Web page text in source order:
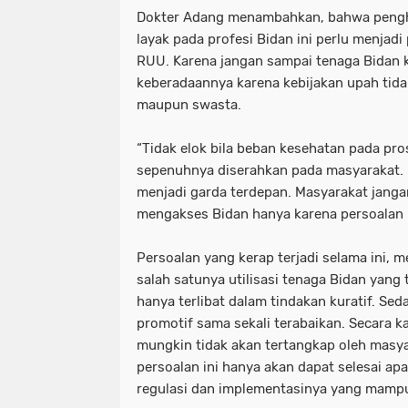
Dokter Adang menambahkan, bahwa
layak pada profesi Bidan ini perlu
RUU. Karena jangan sampai tenaga
keberadaannya karena kebijakan upah
maupun swasta.
“Tidak elok bila beban kesehatan pada
sepenuhnya diserahkan pada
menjadi garda terdepan. Masyarakat
mengakses Bidan hanya karena
Persoalan yang kerap terjadi selama ini,
salah satunya utilisasi tenaga Bidan yang
hanya terlibat dalam tindakan kuratif.
promotif sama sekali terabaikan. Secara
mungkin tidak akan tertangkap oleh
persoalan ini hanya akan dapat selesai
regulasi dan implementasinya yang